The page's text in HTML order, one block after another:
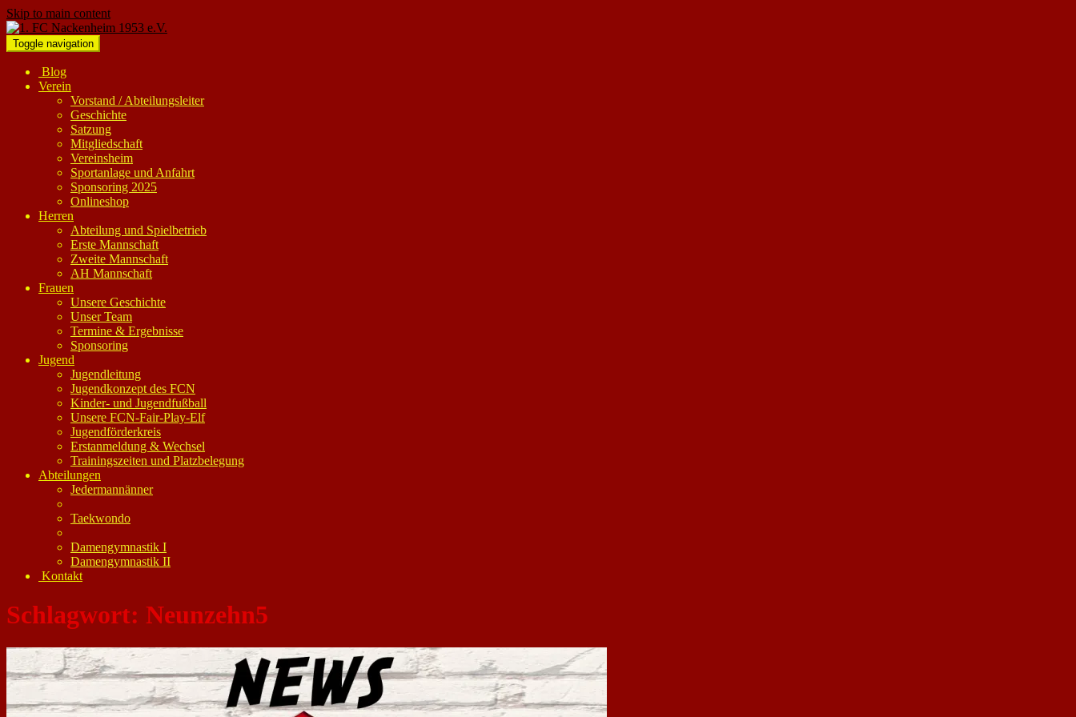
Skip to main content
Toggle navigation
Blog
Verein
Vorstand / Abteilungsleiter
Geschichte
Satzung
Mitgliedschaft
Vereinsheim
Sportanlage und Anfahrt
Sponsoring 2025
Onlineshop
Herren
Abteilung und Spielbetrieb
Erste Mannschaft
Zweite Mannschaft
AH Mannschaft
Frauen
Unsere Geschichte
Unser Team
Termine & Ergebnisse
Sponsoring
Jugend
Jugendleitung
Jugendkonzept des FCN
Kinder- und Jugendfußball
Unsere FCN-Fair-Play-Elf
Jugendförderkreis
Erstanmeldung & Wechsel
Trainingszeiten und Platzbelegung
Abteilungen
Jedermannänner
Taekwondo
Damengymnastik I
Damengymnastik II
Kontakt
Schlagwort: Neunzehn5